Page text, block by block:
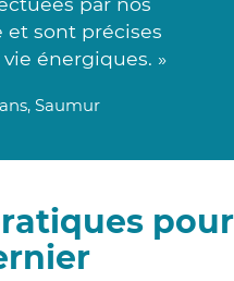
sont précises
énergiques. »
Saumur
pour